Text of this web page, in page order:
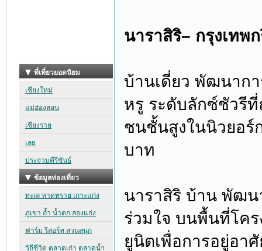
นาราสิริ– กรุงเทพ
บ้านเดี่ยว พัฒนาก
หรู ระดับลักซ์ชัวรีที่
ชนชั้นสูงในนิวยอร์
บาท
นาราสิริ บ้าน พัฒน
ร่วมใจ บนพื้นที่โคร
ยูนิตเพื่อการอยู่อา